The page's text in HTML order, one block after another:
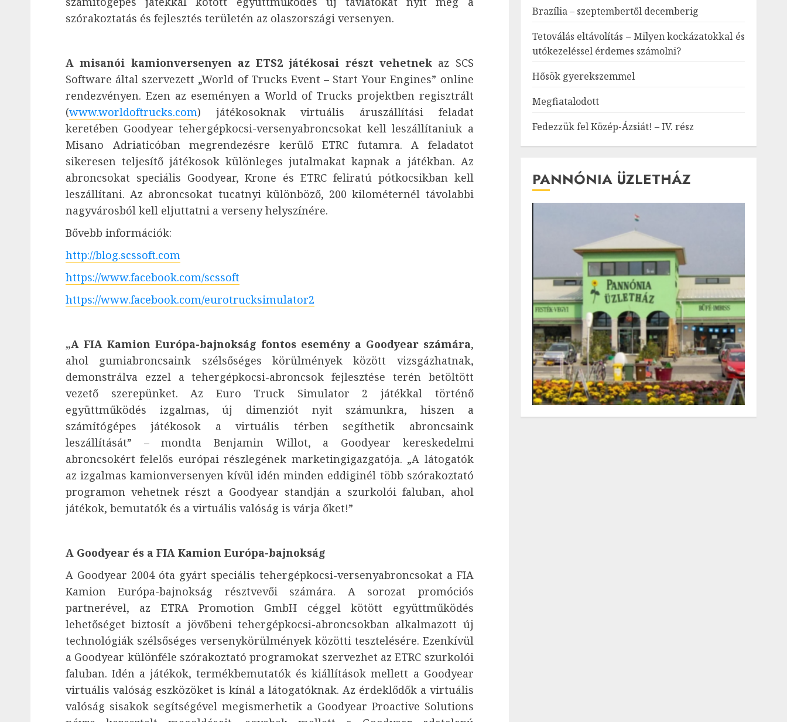
szórakoztatás és fejlesztés területén az olaszországi versenyen.
A misanói kamionversenyen az ETS2 játékosai részt vehetnek az SCS
Software által szervezett „World of Trucks Event – Start Your Engines” online
rendezvényen. Ezen az eseményen a World of Trucks projektben regisztrált
(www.worldoftrucks.com) játékosoknak virtuális áruszállítási feladat
keretében Goodyear tehergépkocsi-versenyabroncsokat kell leszállítaniuk a
Misano Adriaticóban megrendezésre kerülő ETRC futamra. A feladatot
sikeresen teljesítő játékosok különleges jutalmakat kapnak a játékban. Az
abroncsokat speciális Goodyear, Krone és ETRC feliratú pótkocsikban kell
leszállítani. Az abroncsokat tucatnyi különböző, 200 kilométernél távolabbi
nagyvárosból kell eljuttatni a verseny helyszínére.
Bővebb információk:
http://blog.scssoft.com
https://www.facebook.com/scssoft
https://www.facebook.com/eurotrucksimulator2
„A FIA Kamion Európa-bajnokság fontos esemény a Goodyear számára,
ahol gumiabroncsaink szélsőséges körülmények között vizsgázhatnak,
demonstrálva ezzel a tehergépkocsi-abroncsok fejlesztése terén betöltött
vezető szerepünket. Az Euro Truck Simulator 2 játékkal történő
együttműködés izgalmas, új dimenziót nyit számunkra, hiszen a
számítógépes játékosok a virtuális térben segíthetik abroncsaink
leszállítását” – mondta Benjamin Willot, a Goodyear kereskedelmi
abroncsokért felelős európai részlegének marketingigazgatója. „A látogatók
az izgalmas kamionversenyen kívül idén minden eddiginél több szórakoztató
programon vehetnek részt a Goodyear standján a szurkolói faluban, ahol
játékok, bemutatók és a virtuális valóság is várja őket!”
A Goodyear és a FIA Kamion Európa-bajnokság
A Goodyear 2004 óta gyárt speciális tehergépkocsi-versenyabroncsokat a FIA
Kamion Európa-bajnokság résztvevői számára. A sorozat promóciós
partnerével, az ETRA Promotion GmbH céggel kötött együttműködés
lehetőséget biztosít a jövőbeni tehergépkocsi-abroncsokban alkalmazott új
technológiák szélsőséges versenykörülmények közötti tesztelésére. Ezenkívül
a Goodyear különféle szórakoztató programokat szervezhet az ETRC szurkolói
faluban. Idén a játékok, termékbemutatók és kiállítások mellett a Goodyear
virtuális valóság eszközöket is kínál a látogatóknak. Az érdeklődők a virtuális
valóság sisakok segítségével megismerhetik a Goodyear Proactive Solutions
Brazília – szeptembertől decemberig
Tetoválás eltávolítás – Milyen kockázatokkal és
utókezeléssel érdemes számolni?
Hősök gyerekszemmel
Megfiatalodott
Fedezzük fel Közép-Ázsiát! – IV. rész
PANNÓNIA ÜZLETHÁZ